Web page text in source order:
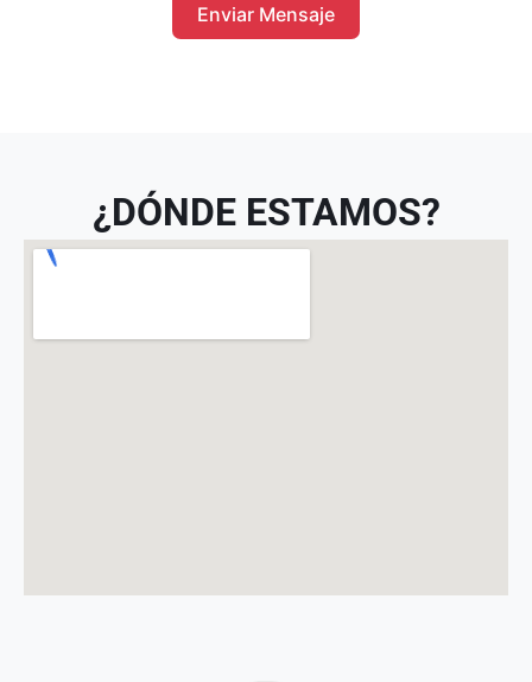
Enviar Mensaje
¿DÓNDE ESTAMOS?